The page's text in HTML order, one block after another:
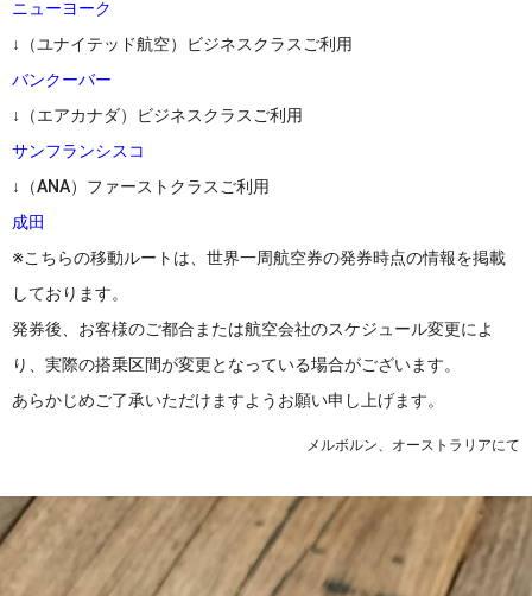
ニューヨーク
↓（ユナイテッド航空）ビジネスクラスご利用
バンクーバー
↓（エアカナダ）ビジネスクラスご利用
サンフランシスコ
↓（ANA）ファーストクラスご利用
成田
※こちらの移動ルートは、世界一周航空券の発券時点の情報を掲載
しております。
発券後、お客様のご都合または航空会社のスケジュール変更によ
り、実際の搭乗区間が変更となっている場合がございます。
あらかじめご了承いただけますようお願い申し上げます。
メルボルン、オーストラリアにて